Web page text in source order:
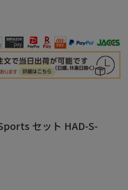
セット HAD-S-